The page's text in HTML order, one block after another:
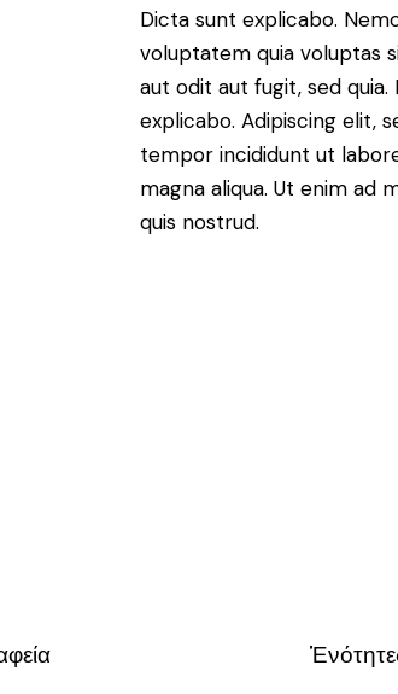
Dicta sunt explicabo.
voluptatem quia voluptas
aut odit aut fugit, sed quia.
explicabo. Adipiscing elit,
tempor incididunt ut
magna aliqua. Ut enim ad
quis nostrud.